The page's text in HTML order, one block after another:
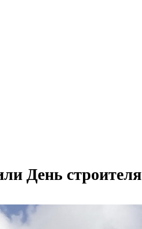
День строителя